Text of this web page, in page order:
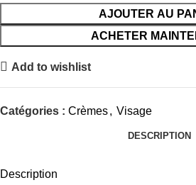
AJOUTER AU
ACHETER
Add to wishlist
Catégories : Crèmes, Visage
DESCRIPTION
Description